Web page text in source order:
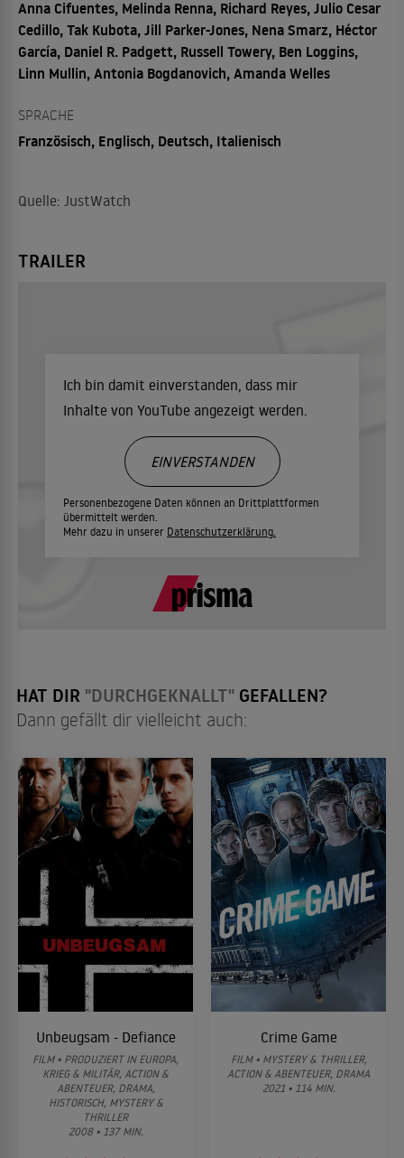
Anna Cifuentes, Melinda Renna, Richard Reyes, Julio Cesar
Cedillo, Tak Kubota, Jill Parker-Jones, Nena Smarz, Héctor
García, Daniel R. Padgett, Russell Towery, Ben Loggins,
Linn Mullin, Antonia Bogdanovich, Amanda Welles
SPRACHE
Französisch, Englisch, Deutsch, Italienisch
Quelle: JustWatch
TRAILER
Ich bin damit einverstanden, dass mir
Inhalte von YouTube angezeigt werden.
Personenbezogene Daten können an Drittplattformen
übermittelt werden.
Mehr dazu in unserer Datenschutzerklärung.
EINVERSTANDEN
HAT DIR "DURCHGEKNALLT" GEFALLEN?
Dann gefällt dir vielleicht auch:
Unbeugsam - Defiance
FILM • PRODUZIERT IN EUROPA,
KRIEG & MILITÄR, ACTION &
ABENTEUER, DRAMA,
HISTORISCH, MYSTERY &
THRILLER
2008 • 137 MIN.
Crime Game
FILM • MYSTERY & THRILLER,
ACTION & ABENTEUER, DRAMA
2021 • 114 MIN.